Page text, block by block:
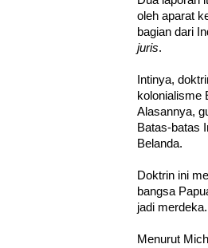
oleh aparat
bagian dari
juris.
Intinya,
kolonialisme
Alasannya,
Batas-batas
Belanda.
Doktrin ini
bangsa
jadi merdeka.
Menurut